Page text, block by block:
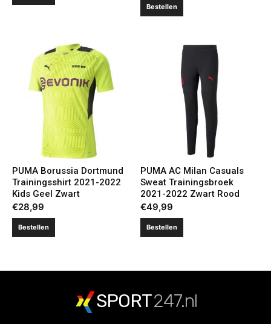
Bestellen
PUMA Borussia Dortmund
Trainingsshirt 2021-2022
Kids Geel Zwart
€28,99
Bestellen
PUMA AC Milan Casuals
Sweat Trainingsbroek
2021-2022 Zwart Rood
€49,99
Bestellen
SPORT247.nl